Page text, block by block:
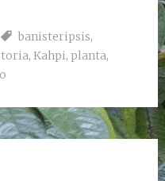
banisteripsis,
, Kahpi, planta,